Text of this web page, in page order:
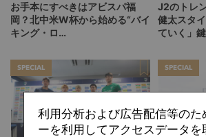
お手本にすべきはアビスパ福
岡？北中米W杯から始める“バイ
キング・ロ
探す旅
J2のトレ
健太スタ
ていく」
SPECIAL SPECIAL
利用分析および広告配信等のた
ーを利用してアクセスデータを